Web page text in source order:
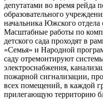
депутатами во время рейда
образовательного
начальника Южского отдела
Масштабные работы по
детского сада проходят в
«Семья» и Народной
саду отремонтируют
электроснабжения,
пожарной сигнализации,
всех помещений, в каждой
прилегающую территорию